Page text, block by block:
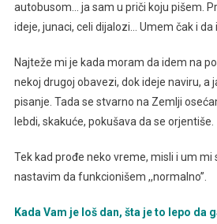
autobusom… ja sam u priči koju pišem.
ideje, junaci, celi dijalozi… Umem čak i da
Najteže mi je kada moram da idem na
nekoj drugoj obavezi, dok ideje naviru, a
pisanje. Tada se stvarno na Zemlji
lebdi, skakuće, pokušava da se orjentiše.
Tek kad prođe neko vreme, misli i um mi
nastavim da funkcionišem ,,normalno”.
Kada Vam je loš dan, šta je to lepo da